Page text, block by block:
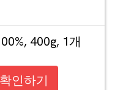
400g, 1개
인하기